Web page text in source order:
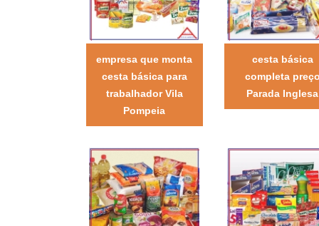
empresa que monta
cesta básica para
trabalhador Vila
Pompeia
cesta básica
completa
Parada Inglesa